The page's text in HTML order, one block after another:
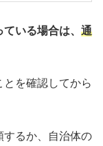
いる場合は、 通
を確認してから
するか、自治体の